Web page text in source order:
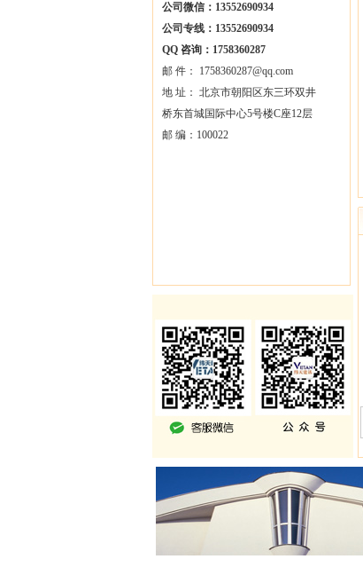
公司微信：13552690934
公司专线：13552690934
QQ 咨询：1758360287
邮 件： 1758360287@qq.com
地 址： 北京市朝阳区东三环双井
桥东首城国际中心5号楼C座12层
邮 编：100022